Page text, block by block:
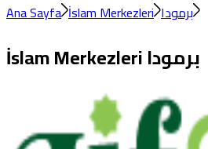
Ana Sayfa İslam Merkezleri برمودا
İslam Merkezleriبرمودا